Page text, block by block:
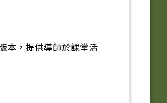
本，提供導師於課堂活